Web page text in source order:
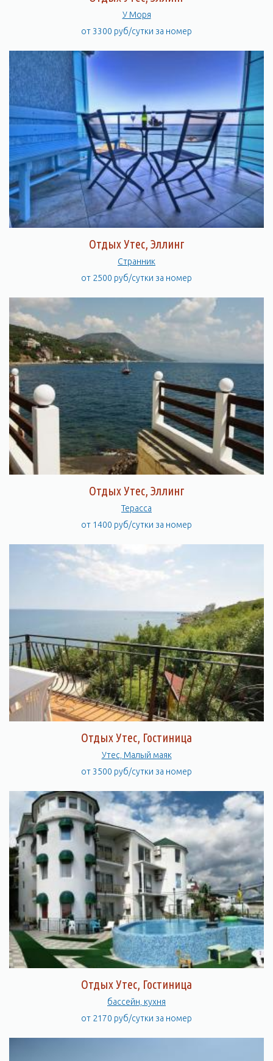
У Моря
от 3300 руб/сутки за номер
Отдых Утес, Эллинг
Странник
от 2500 руб/сутки за номер
Отдых Утес, Эллинг
Терасса
от 1400 руб/сутки за номер
Отдых Утес, Гостиница
Утес, Малый маяк
от 3500 руб/сутки за номер
Отдых Утес, Гостиница
бассейн, кухня
от 2170 руб/сутки за номер